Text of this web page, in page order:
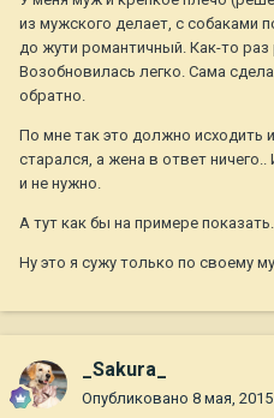
из мужского делает, с собаками
до жути романтичный. Как-то раз
Возобновилась легко. Сама
обратно.
По мне так это должно исходить
старался, а жена в ответ
и не нужно.
А тут как бы на примере показать.
Ну это я сужу только по своему
_Sakura_
Опубликовано 8 мая, 2015